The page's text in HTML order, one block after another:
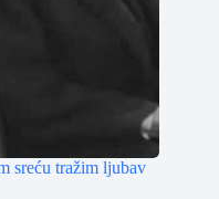
sreću tražim ljubav